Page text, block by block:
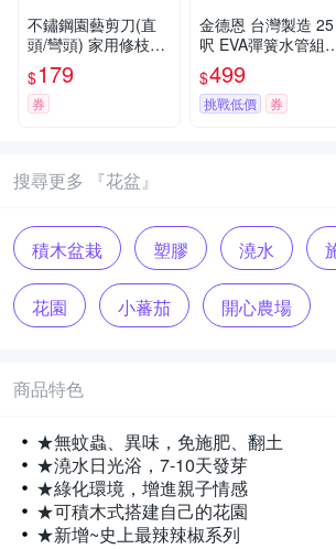
不鏽鋼園藝剪刀(直
頭/彎頭) 家用修枝剪
嫁接/細枝剪
$179
券
金德恩 台灣製造 25
呎 EVA彈簧水管組
彈簧水管 伸縮水管 E
VA水管 園藝水管 園
藝沖水 洗車水管 水
$499
挑戰低價 券
搜尋更多 『花盆』
積木盆栽 塑膠 澆水
花園 小蕃茄 開心農場
商品特色
★無蚊蟲、異味，免施肥、翻土
★澆水日光浴，7-10天發芽
★綠化環境，增進親子情感
★可積木式搭建自己的花園
★新增~史上最辣辣椒系列